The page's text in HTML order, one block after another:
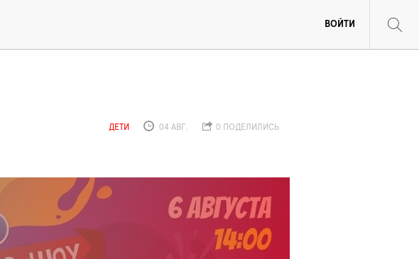
ВОЙТИ
ДЕТИ 04 АВГ. 0 ПОДЕЛИЛИСЬ